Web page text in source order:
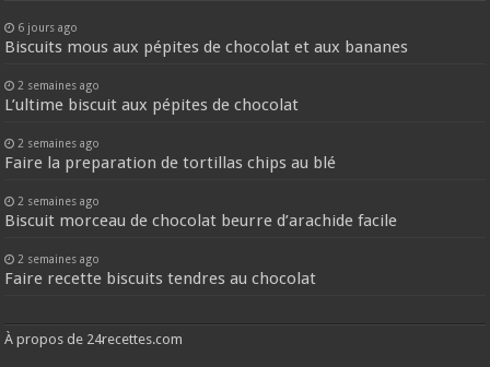
6 jours ago
Biscuits mous aux pépites de chocolat et aux bananes
2 semaines ago
L’ultime biscuit aux pépites de chocolat
2 semaines ago
Faire la preparation de tortillas chips au blé
2 semaines ago
Biscuit morceau de chocolat beurre d’arachide facile
2 semaines ago
Faire recette biscuits tendres au chocolat
À propos de 24recettes.com